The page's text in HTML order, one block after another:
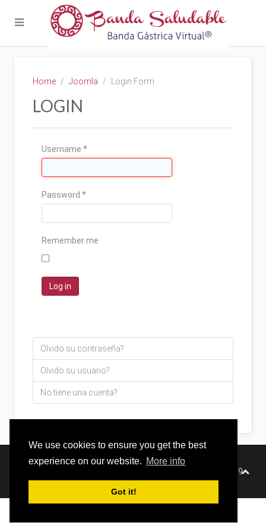
We use cookies to ensure you get the best
experience on our website. More info
Got it!
Home Joomla Login Form
LOGIN
Username *
Password *
Remember me
Log in
Olvido su contraseña?
Olvido su usuario?
No tiene una cuenta?
Sitio desarrollado para Banda Saludable. Copyright © 2019